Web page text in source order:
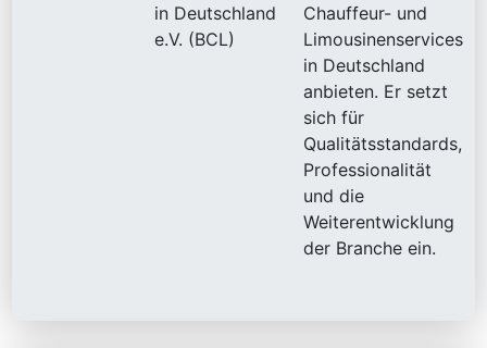
in Deutschland
e.V. (BCL)
Chauffeur- und
Limousinenservices
in Deutschland
anbieten. Er setzt
sich für
Qualitätsstandards,
Professionalität
und die
Weiterentwicklung
der Branche ein.